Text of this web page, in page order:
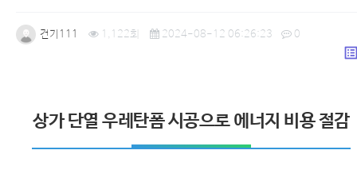
건기111 1,122회 2024-08-12 06:26:23 0
상가 단열 우레탄폼 시공으로 에너지 비용 절감